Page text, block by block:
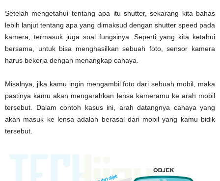
Setelah mengetahui tentang apa itu shutter, sekarang kita bahas
lebih lanjut tentang apa yang dimaksud dengan shutter speed pada
kamera, termasuk juga soal fungsinya. Seperti yang kita ketahui
bersama, untuk bisa menghasilkan sebuah foto, sensor kamera
harus bekerja dengan menangkap cahaya.
Misalnya, jika kamu ingin mengambil foto dari sebuah mobil, maka
pastinya kamu akan mengarahkan lensa kameramu ke arah mobil
tersebut. Dalam contoh kasus ini, arah datangnya cahaya yang
akan masuk ke lensa adalah berasal dari mobil yang kamu bidik
tersebut.